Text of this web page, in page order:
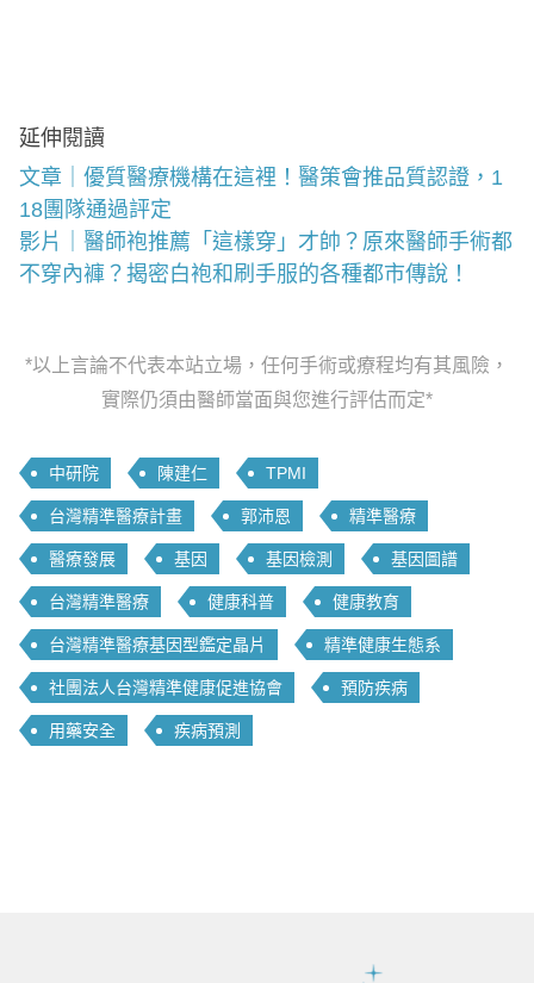
延伸閱讀
文章｜優質醫療機構在這裡！醫策會推品質認證，1
18團隊通過評定
影片｜醫師袍推薦「這樣穿」才帥？原來醫師手術都
不穿內褲？揭密白袍和刷手服的各種都市傳說！
*以上言論不代表本站立場，任何手術或療程均有其風險，
實際仍須由醫師當面與您進行評估而定*
中研院 陳建仁 TPMI
台灣精準醫療計畫 郭沛恩 精準醫療
醫療發展 基因 基因檢測 基因圖譜
台灣精準醫療 健康科普 健康教育
台灣精準醫療基因型鑑定晶片 精準健康生態系
社團法人台灣精準健康促進協會 預防疾病
用藥安全 疾病預測